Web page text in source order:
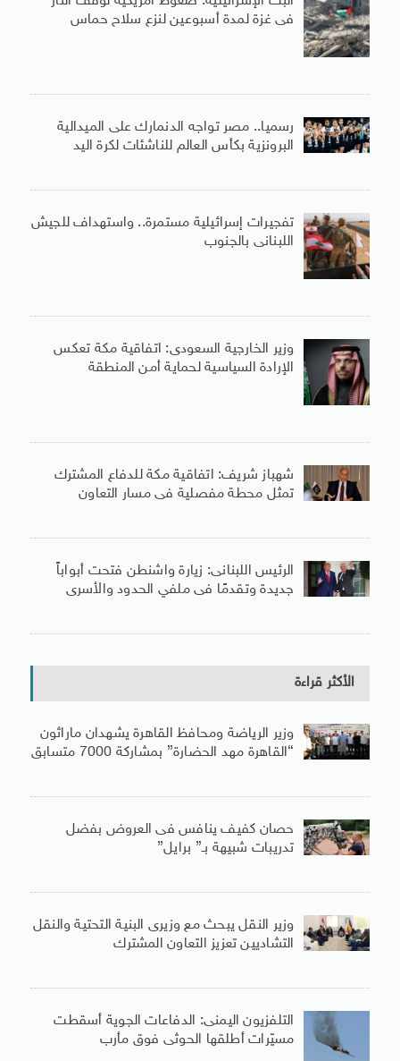
فى غزة لمدة أسبوعين لنزع سلاح حماس
رسميا.. مصر تواجه الدنمارك على الميدالية
البرونزية بكأس العالم للناشئات لكرة اليد
تفجيرات إسرائيلية مستمرة.. واستهداف للجيش
اللبنانى بالجنوب
وزير الخارجية السعودى: اتفاقية مكة تعكس
الإرادة السياسية لحماية أمن المنطقة
شهباز شريف: اتفاقية مكة للدفاع المشترك
تمثل محطة مفصلية فى مسار التعاون
الرئيس اللبنانى: زيارة واشنطن فتحت أبواباً
جديدة وتقدمًا فى ملفي الحدود والأسرى
الأكثر قراءة
وزير الرياضة ومحافظ القاهرة يشهدان ماراثون
“القاهرة مهد الحضارة” بمشاركة 7000 متسابق
حصان كفيف ينافس فى العروض بفضل
تدريبات شبيهة بـ” برايل”
وزير النقل يبحث مع وزيرى البنية التحتية والنقل
التشاديين تعزيز التعاون المشترك
التلفزيون اليمنى: الدفاعات الجوية أسقطت
مسيّرات أطلقها الحوثى فوق مأرب